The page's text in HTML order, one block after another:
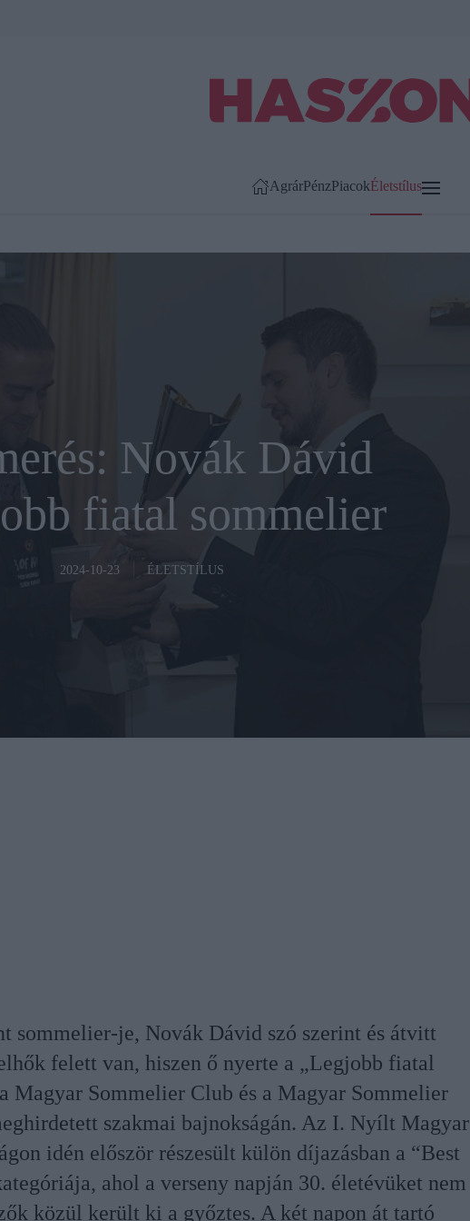
AgrárPénzPiacokÉletstílus
Novák Dávid
fiatal sommelier
2024-10-23 ÉLETSTÍLUS
sommelier-je, Novák Dávid szó szerint és átvitt
felett van, hiszen ő nyerte a „Legjobb fiatal
Magyar Sommelier Club és a Magyar Sommelier
szakmai bajnokságán. Az I. Nyílt Magyar
idén először részesült külön díjazásban a “Best
ahol a verseny napján 30. életévüket nem
közül került ki a győztes. A két napon át tartó